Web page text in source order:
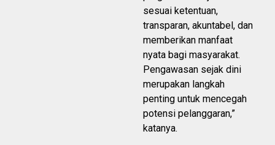
sesuai ketentuan,
transparan, akuntabel, dan
memberikan manfaat
nyata bagi masyarakat.
Pengawasan sejak dini
merupakan langkah
penting untuk mencegah
potensi pelanggaran,”
katanya.